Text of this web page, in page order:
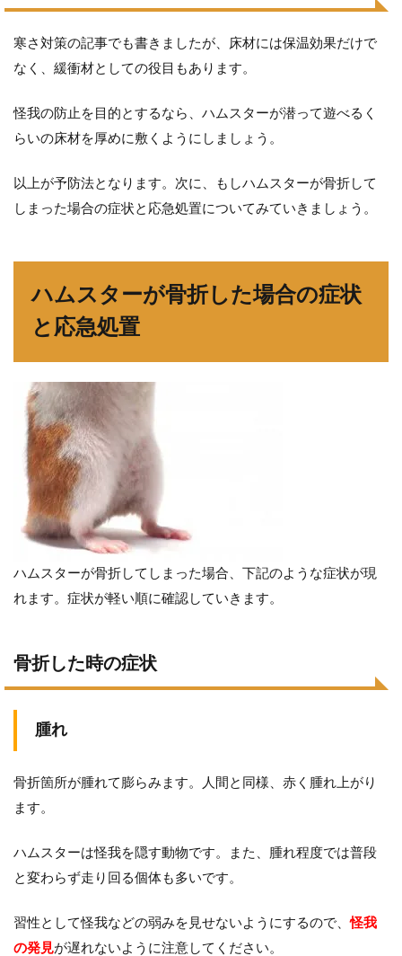
寒さ対策の記事でも書きましたが、床材には保温効果だけで
なく、緩衝材としての役目もあります。
怪我の防止を目的とするなら、ハムスターが潜って遊べるく
らいの床材を厚めに敷くようにしましょう。
以上が予防法となります。次に、もしハムスターが骨折して
しまった場合の症状と応急処置についてみていきましょう。
ハムスターが骨折した場合の症状
と応急処置
ハムスターが骨折してしまった場合、下記のような症状が現
れます。症状が軽い順に確認していきます。
骨折した時の症状
腫れ
骨折箇所が腫れて膨らみます。人間と同様、赤く腫れ上がり
ます。
ハムスターは怪我を隠す動物です。また、腫れ程度では普段
と変わらず走り回る個体も多いです。
習性として怪我などの弱みを見せないようにするので、怪我
の発見が遅れないように注意してください。